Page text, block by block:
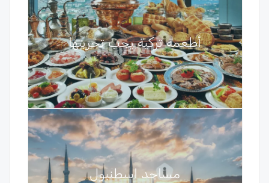
أطعمة تركية يجب تجربتها
مساجد اسطنبول